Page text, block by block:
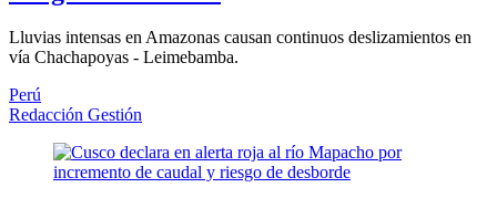
Lluvias intensas en Amazonas causan continuos deslizamientos en
vía Chachapoyas - Leimebamba.
Perú
Redacción Gestión